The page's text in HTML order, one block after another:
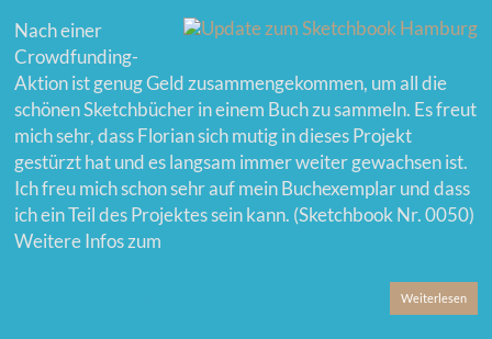
Nach einer
Crowdfunding-
Aktion ist genug Geld zusammengekommen, um all die
schönen Sketchbücher in einem Buch zu sammeln. Es freut
mich sehr, dass Florian sich mutig in dieses Projekt
gestürzt hat und es langsam immer weiter gewachsen ist.
Ich freu mich schon sehr auf mein Buchexemplar und dass
ich ein Teil des Projektes sein kann. (Sketchbook Nr. 0050)
Weitere Infos zum
Weiterlesen